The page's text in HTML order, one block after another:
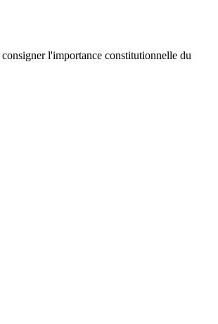
l'importance constitutionnelle du